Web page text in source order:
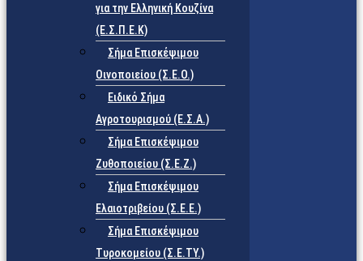
για την Ελληνική Κουζίνα
(Ε.Σ.Π.Ε.Κ)
Σήμα Επισκέψιμου
Οινοποιείου (Σ.Ε.Ο.)
Ειδικό Σήμα
Αγροτουρισμού (Ε.Σ.Α.)
Σήμα Επισκέψιμου
Ζυθοποιείου (Σ.Ε.Ζ.)
Σήμα Επισκέψιμου
Ελαιοτριβείου (Σ.Ε.Ε.)
Σήμα Επισκέψιμου
Τυροκομείου (Σ.Ε.TY.)